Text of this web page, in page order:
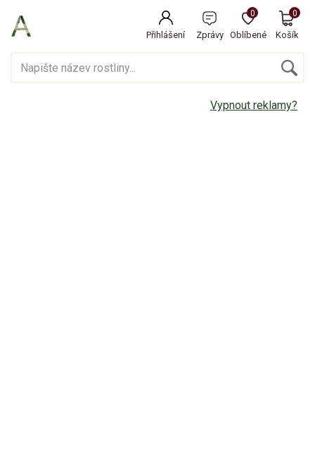
Přihlášení Zprávy Oblíbené
0
Košík
0
Vypnout reklamy?